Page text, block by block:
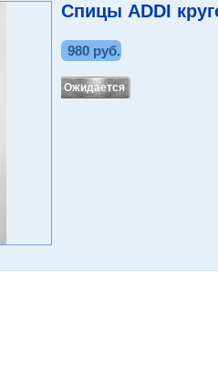
Спицы ADDI
980 руб.
Ожидается